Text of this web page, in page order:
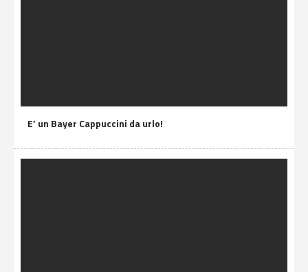
E’ un Bayer Cappuccini da urlo!